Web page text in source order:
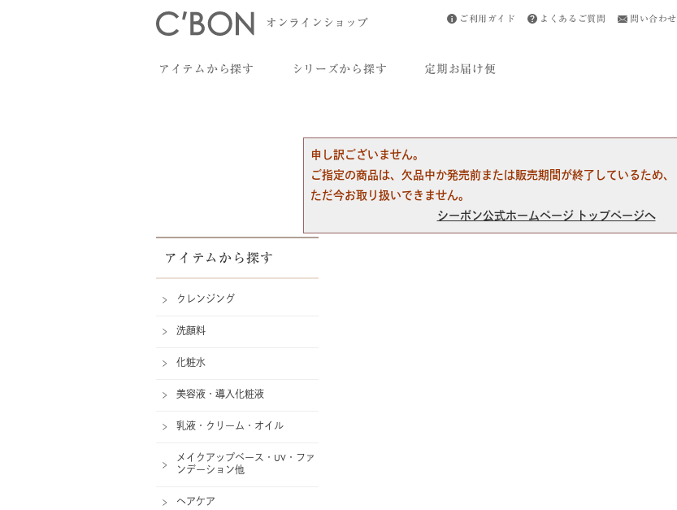
オンラインショップ ご利用ガイド よくあるご質問 問い合わせ
アイテムから探す シリーズから探す 定期お届け便
申し訳ございません。
ご指定の商品は、欠品中か発売前または販売期間が終了しているため、
ただ今お取り扱いできません。
シーボン公式ホームページ トップページへ
アイテムから探す
クレンジング
洗顔料
化粧水
美容液・導入化粧液
乳液・クリーム・オイル
メイクアップベース・UV・ファ
ンデーション他
ヘアケア